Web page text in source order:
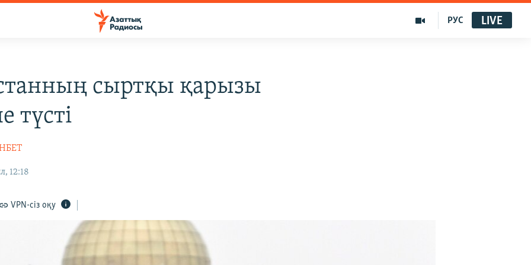
РУС LIVE
сыртқы қарызы
түсті
12:18
VPN-сіз оқу